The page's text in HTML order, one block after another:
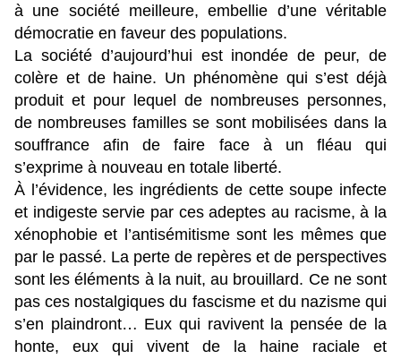
à une société meilleure, embellie d’une véritable
démocratie en faveur des populations.
La société d’aujourd’hui est inondée de peur, de
colère et de haine. Un phénomène qui s’est déjà
produit et pour lequel de nombreuses personnes,
de nombreuses familles se sont mobilisées dans la
souffrance afin de faire face à un fléau qui
s’exprime à nouveau en totale liberté.
À l’évidence, les ingrédients de cette soupe infecte
et indigeste servie par ces adeptes au racisme, à la
xénophobie et l’antisémitisme sont les mêmes que
par le passé. La perte de repères et de perspectives
sont les éléments à la nuit, au brouillard. Ce ne sont
pas ces nostalgiques du fascisme et du nazisme qui
s’en plaindront… Eux qui ravivent la pensée de la
honte, eux qui vivent de la haine raciale et